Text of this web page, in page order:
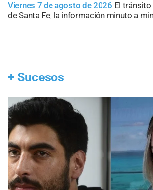
Viernes 7 de agosto de 2026 El tránsito
de Santa Fe; la información minuto a
+ Sucesos